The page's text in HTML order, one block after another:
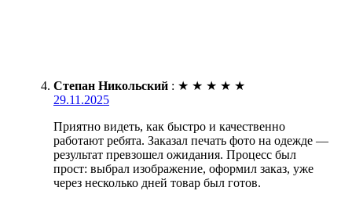
Степан Никольский : ★ ★ ★ ★ ★
29.11.2025
Приятно видеть, как быстро и качественно
работают ребята. Заказал печать фото на одежде —
результат превзошел ожидания. Процесс был
прост: выбрал изображение, оформил заказ, уже
через несколько дней товар был готов.